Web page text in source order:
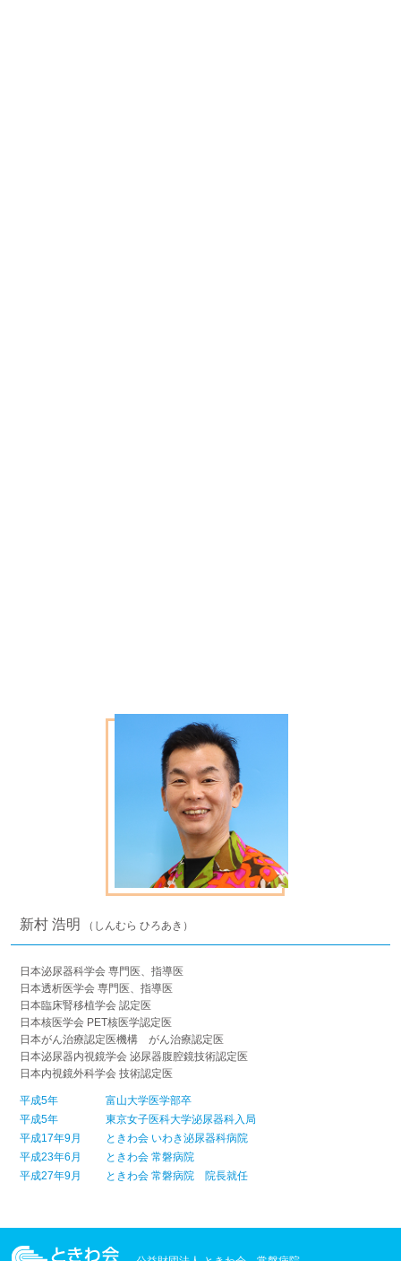
新村 浩明 （しんむら ひろあき）
日本泌尿器科学会 専門医、指導医
日本透析医学会 専門医、指導医
日本臨床腎移植学会 認定医
日本核医学会 PET核医学認定医
日本がん治療認定医機構 がん治療認定医
日本泌尿器内視鏡学会 泌尿器腹腔鏡技術認定医
日本内視鏡外科学会 技術認定医
平成5年
富山大学医学部卒
平成5年
東京女子医科大学泌尿器科入局
平成17年9月
ときわ会 いわき泌尿器科病院
平成23年6月
ときわ会 常磐病院
平成27年9月
ときわ会 常磐病院 院長就任